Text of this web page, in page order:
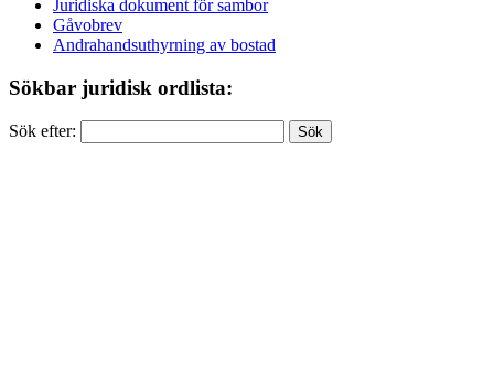
Juridiska dokument för sambor
Gåvobrev
Andrahandsuthyrning av bostad
Sökbar juridisk ordlista:
Sök efter: